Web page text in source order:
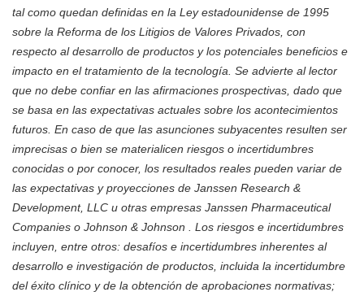
tal como quedan definidas en la Ley estadounidense de 1995
sobre la Reforma de los Litigios de Valores Privados, con
respecto al desarrollo de productos y los potenciales beneficios e
impacto en el tratamiento de la tecnología. Se advierte al lector
que no debe confiar en las afirmaciones prospectivas, dado que
se basa en las expectativas actuales sobre los acontecimientos
futuros. En caso de que las asunciones subyacentes resulten ser
imprecisas o bien se materialicen riesgos o incertidumbres
conocidas o por conocer, los resultados reales pueden variar de
las expectativas y proyecciones de Janssen Research &
Development, LLC u otras empresas Janssen Pharmaceutical
Companies o Johnson & Johnson . Los riesgos e incertidumbres
incluyen, entre otros: desafíos e incertidumbres inherentes al
desarrollo e investigación de productos, incluida la incertidumbre
del éxito clínico y de la obtención de aprobaciones normativas;